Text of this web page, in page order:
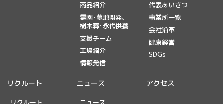
商品紹介
霊園･墓地開発、
樹木葬･永代供養
支援チーム
工場紹介
情報発信
代表あいさつ
事業所一覧
会社沿革
健康経営
SDGs
リクルート
リクルート
ニュース
ニュース
アクセス